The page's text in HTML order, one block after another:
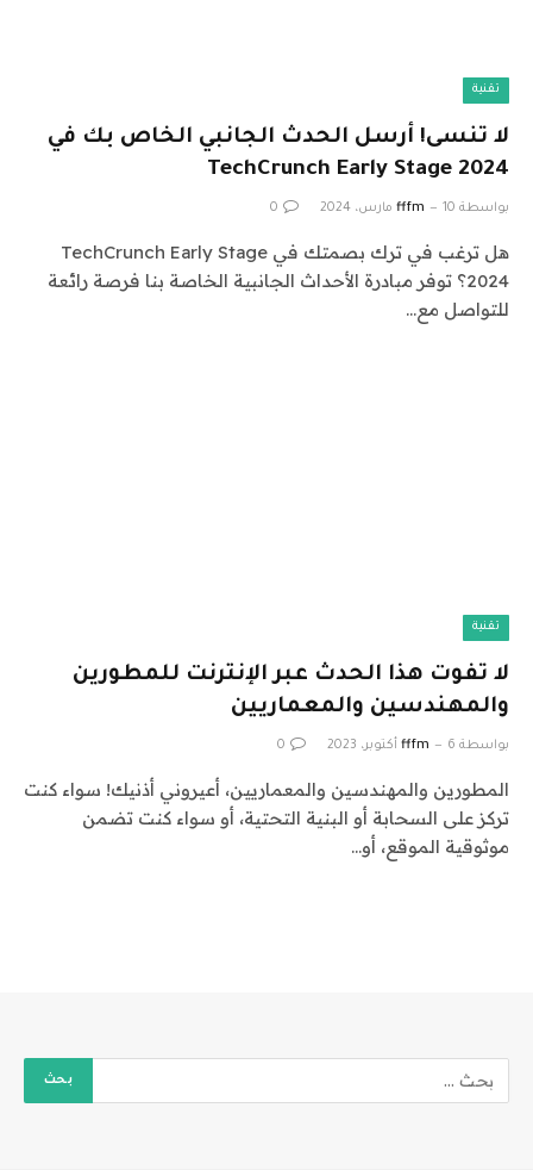
تقنية
لا تنسى! أرسل الحدث الجانبي الخاص بك في
TechCrunch Early Stage 2024
بواسطة fffm 10 مارس، 2024 0
هل ترغب في ترك بصمتك في TechCrunch Early Stage
2024؟ توفر مبادرة الأحداث الجانبية الخاصة بنا فرصة رائعة
للتواصل مع…
تقنية
لا تفوت هذا الحدث عبر الإنترنت للمطورين
والمهندسين والمعماريين
بواسطة fffm 6 أكتوبر، 2023 0
المطورين والمهندسين والمعماريين، أعيروني أذنيك! سواء كنت
تركز على السحابة أو البنية التحتية، أو سواء كنت تضمن
موثوقية الموقع، أو…